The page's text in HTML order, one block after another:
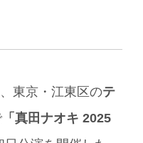
東京・江東区のテ
「真田ナオキ 2025